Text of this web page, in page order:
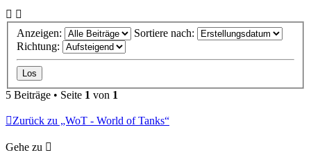
Anzeigen:
Sortiere nach:
Richtung:
5 Beiträge • Seite 1 von 1
Zurück zu „WoT - World of Tanks“
Gehe zu